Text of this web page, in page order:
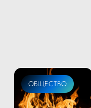
ОБЩЕСТВО